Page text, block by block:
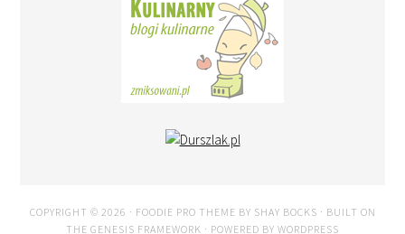
COPYRIGHT © 2026 · FOODIE PRO THEME BY SHAY BOCKS · BUILT ON
THE GENESIS FRAMEWORK · POWERED BY WORDPRESS